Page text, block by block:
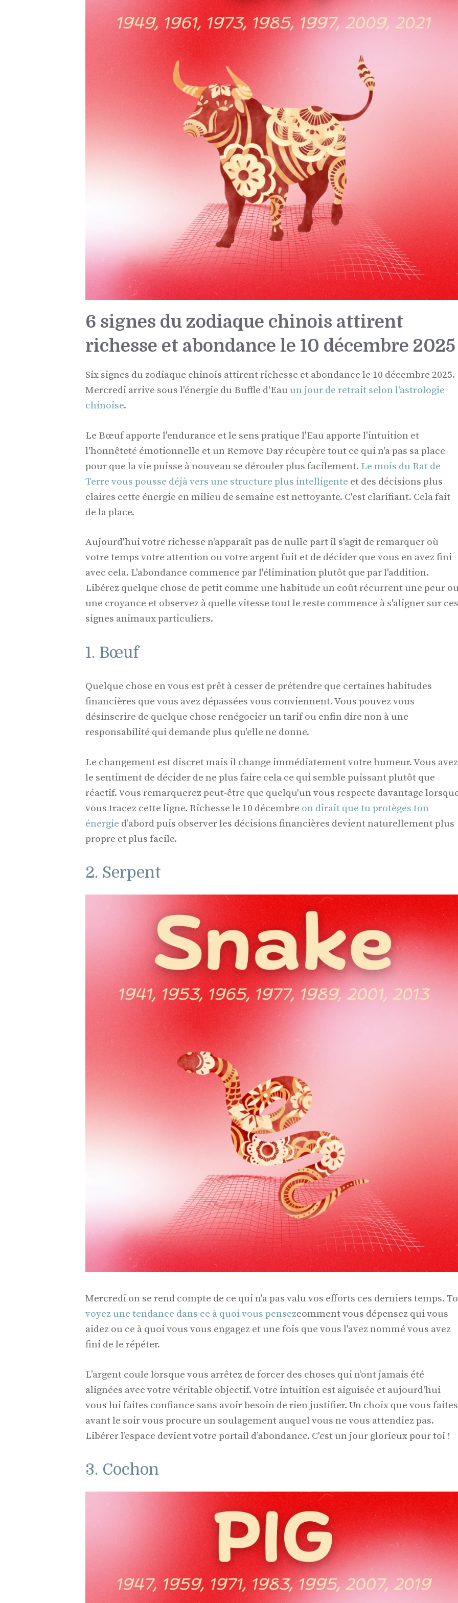
6 signes du zodiaque chinois attirent
richesse et abondance le 10 décembre 2025
Six signes du zodiaque chinois attirent richesse et abondance le 10 décembre 2025.
Mercredi arrive sous l'énergie du Buffle d'Eau un jour de retrait selon l'astrologie
chinoise.
Le Bœuf apporte l'endurance et le sens pratique l'Eau apporte l'intuition et
l'honnêteté émotionnelle et un Remove Day récupère tout ce qui n'a pas sa place
pour que la vie puisse à nouveau se dérouler plus facilement. Le mois du Rat de
Terre vous pousse déjà vers une structure plus intelligente et des décisions plus
claires cette énergie en milieu de semaine est nettoyante. C'est clarifiant. Cela fait
de la place.
Aujourd'hui votre richesse n'apparaît pas de nulle part il s'agit de remarquer où
votre temps votre attention ou votre argent fuit et de décider que vous en avez fini
avec cela. L'abondance commence par l'élimination plutôt que par l'addition.
Libérez quelque chose de petit comme une habitude un coût récurrent une peur
une croyance et observez à quelle vitesse tout le reste commence à s'aligner sur ces
signes animaux particuliers.
1. Bœuf
Quelque chose en vous est prêt à cesser de prétendre que certaines habitudes
financières que vous avez dépassées vous conviennent. Vous pouvez vous
désinscrire de quelque chose renégocier un tarif ou enfin dire non à une
responsabilité qui demande plus qu'elle ne donne.
Le changement est discret mais il change immédiatement votre humeur. Vous avez
le sentiment de décider de ne plus faire cela ce qui semble puissant plutôt que
réactif. Vous remarquerez peut-être que quelqu'un vous respecte davantage
vous tracez cette ligne. Richesse le 10 décembre on dirait que tu protèges ton
énergie d’abord puis observer les décisions financières devient naturellement plus
propre et plus facile.
2. Serpent
Mercredi on se rend compte de ce qui n'a pas valu vos efforts ces derniers temps.
voyez une tendance dans ce à quoi vous pensezcomment vous dépensez qui vous
aidez ou ce à quoi vous vous engagez et une fois que vous l'avez nommé vous avez
fini de le répéter.
L’argent coule lorsque vous arrêtez de forcer des choses qui n’ont jamais été
alignées avec votre véritable objectif. Votre intuition est aiguisée et aujourd'hui
vous lui faites confiance sans avoir besoin de rien justifier. Un choix que vous faites
avant le soir vous procure un soulagement auquel vous ne vous attendiez pas.
Libérer l’espace devient votre portail d’abondance. C'est un jour glorieux pour toi !
3. Cochon